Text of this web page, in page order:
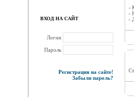
ВХОД НА САЙТ
Логин
Пароль
Регистрация на сайте!
Забыли пароль?
-
-
-